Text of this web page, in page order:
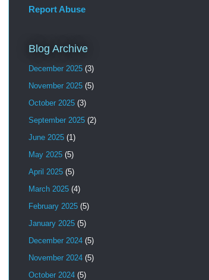
Report Abuse
Blog Archive
December 2025 (3)
November 2025 (5)
October 2025 (3)
September 2025 (2)
June 2025 (1)
May 2025 (5)
April 2025 (5)
March 2025 (4)
February 2025 (5)
January 2025 (5)
December 2024 (5)
November 2024 (5)
October 2024 (5)